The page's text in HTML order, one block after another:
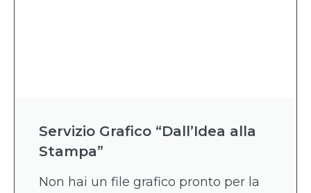
Servizio Grafico “Dall’Idea alla
Stampa”
Non hai un file grafico pronto per la